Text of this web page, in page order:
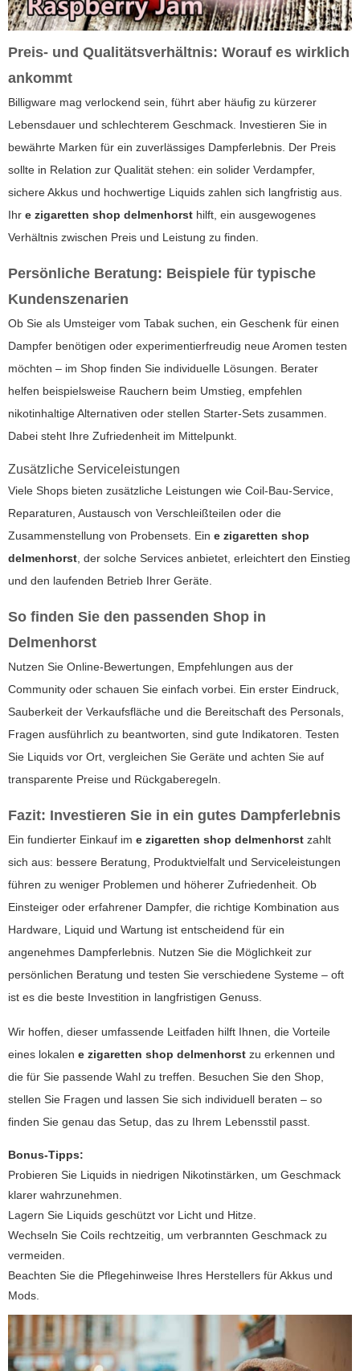
Preis- und Qualitätsverhältnis: Worauf es wirklich
ankommt
Billigware mag verlockend sein, führt aber häufig zu kürzerer
Lebensdauer und schlechterem Geschmack. Investieren Sie in
bewährte Marken für ein zuverlässiges Dampferlebnis. Der Preis
sollte in Relation zur Qualität stehen: ein solider Verdampfer,
sichere Akkus und hochwertige Liquids zahlen sich langfristig aus.
Ihr e zigaretten shop delmenhorst hilft, ein ausgewogenes
Verhältnis zwischen Preis und Leistung zu finden.
Persönliche Beratung: Beispiele für typische
Kundenszenarien
Ob Sie als Umsteiger vom Tabak suchen, ein Geschenk für einen
Dampfer benötigen oder experimentierfreudig neue Aromen testen
möchten – im Shop finden Sie individuelle Lösungen. Berater
helfen beispielsweise Rauchern beim Umstieg, empfehlen
nikotinhaltige Alternativen oder stellen Starter-Sets zusammen.
Dabei steht Ihre Zufriedenheit im Mittelpunkt.
Zusätzliche Serviceleistungen
Viele Shops bieten zusätzliche Leistungen wie Coil-Bau-Service,
Reparaturen, Austausch von Verschleißteilen oder die
Zusammenstellung von Probensets. Ein e zigaretten shop
delmenhorst, der solche Services anbietet, erleichtert den Einstieg
und den laufenden Betrieb Ihrer Geräte.
So finden Sie den passenden Shop in
Delmenhorst
Nutzen Sie Online-Bewertungen, Empfehlungen aus der
Community oder schauen Sie einfach vorbei. Ein erster Eindruck,
Sauberkeit der Verkaufsfläche und die Bereitschaft des Personals,
Fragen ausführlich zu beantworten, sind gute Indikatoren. Testen
Sie Liquids vor Ort, vergleichen Sie Geräte und achten Sie auf
transparente Preise und Rückgaberegeln.
Fazit: Investieren Sie in ein gutes Dampferlebnis
Ein fundierter Einkauf im e zigaretten shop delmenhorst zahlt
sich aus: bessere Beratung, Produktvielfalt und Serviceleistungen
führen zu weniger Problemen und höherer Zufriedenheit. Ob
Einsteiger oder erfahrener Dampfer, die richtige Kombination aus
Hardware, Liquid und Wartung ist entscheidend für ein
angenehmes Dampferlebnis. Nutzen Sie die Möglichkeit zur
persönlichen Beratung und testen Sie verschiedene Systeme – oft
ist es die beste Investition in langfristigen Genuss.
Wir hoffen, dieser umfassende Leitfaden hilft Ihnen, die Vorteile
eines lokalen e zigaretten shop delmenhorst zu erkennen und
die für Sie passende Wahl zu treffen. Besuchen Sie den Shop,
stellen Sie Fragen und lassen Sie sich individuell beraten – so
finden Sie genau das Setup, das zu Ihrem Lebensstil passt.
Bonus-Tipps:
Probieren Sie Liquids in niedrigen Nikotinstärken, um Geschmack
klarer wahrzunehmen.
Lagern Sie Liquids geschützt vor Licht und Hitze.
Wechseln Sie Coils rechtzeitig, um verbrannten Geschmack zu
vermeiden.
Beachten Sie die Pflegehinweise Ihres Herstellers für Akkus und
Mods.